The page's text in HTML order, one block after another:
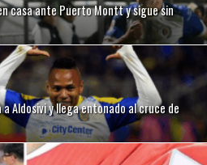
casa ante Puerto Montt y sigue sin
Aldosivi y llega entonado al cruce de